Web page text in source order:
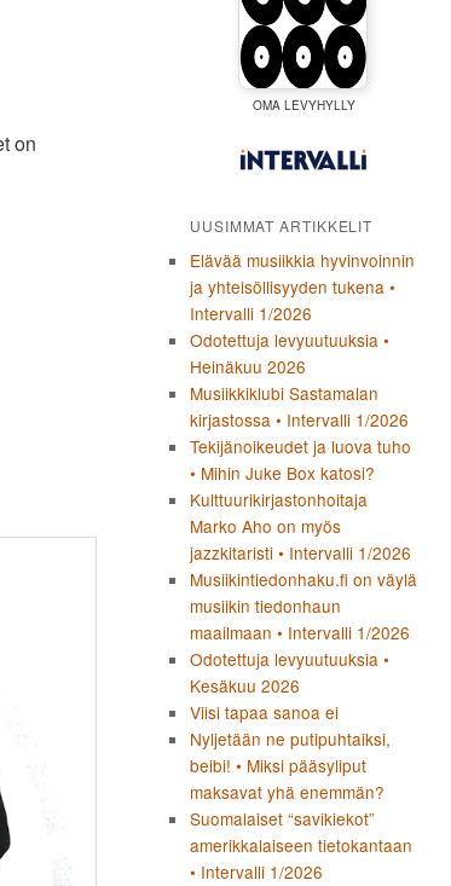
on
OMA LEVYHYLLY
UUSIMMAT ARTIKKELIT
Elävää musiikkia hyvinvoinnin
ja yhteisöllisyyden tukena •
Intervalli 1/2026
Odotettuja levyuutuuksia •
Heinäkuu 2026
Musiikkiklubi Sastamalan
kirjastossa • Intervalli 1/2026
Tekijänoikeudet ja luova tuho
• Mihin Juke Box katosi?
Kulttuurikirjastonhoitaja
Marko Aho on myös
jazzkitaristi • Intervalli 1/2026
Musiikintiedonhaku.fi on väylä
musiikin tiedonhaun
maailmaan • Intervalli 1/2026
Odotettuja levyuutuuksia •
Kesäkuu 2026
Viisi tapaa sanoa ei
Nyljetään ne putipuhtaiksi,
beibi! • Miksi pääsyliput
maksavat yhä enemmän?
Suomalaiset “savikiekot”
amerikkalaiseen tietokantaan
• Intervalli 1/2026